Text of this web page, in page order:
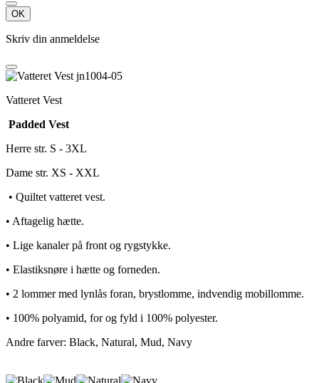
OK
Skriv din anmeldelse
Vatteret Vest
Padded Vest
Herre str. S - 3XL
Dame str. XS - XXL
• Quiltet vatteret vest.
• Aftagelig hætte.
• Lige kanaler på front og rygstykke.
• Elastiksnøre i hætte og forneden.
• 2 lommer med lynlås foran, brystlomme, indvendig mobillomme.
• 100% polyamid, for og fyld i 100% polyester.
Andre farver: Black, Natural, Mud, Navy